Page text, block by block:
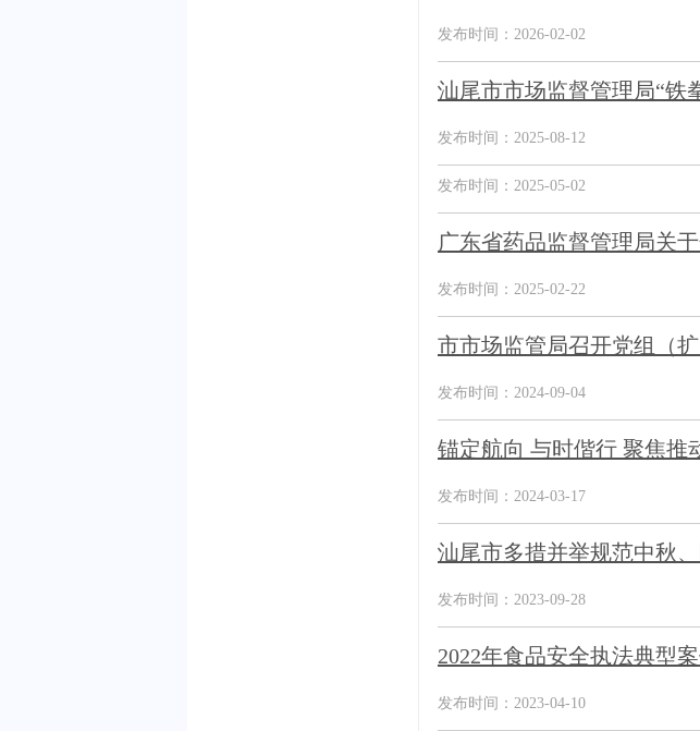
发布时间：2026-02-02
汕尾市市场监督管理局“铁
发布时间：2025-08-12
发布时间：2025-05-02
广东省药品监督管理局关
发布时间：2025-02-22
市市场监管局召开党组（
发布时间：2024-09-04
锚定航向 与时偕行 聚焦
发布时间：2024-03-17
汕尾市多措并举规范中秋
发布时间：2023-09-28
2022年食品安全执法典型案
发布时间：2023-04-10